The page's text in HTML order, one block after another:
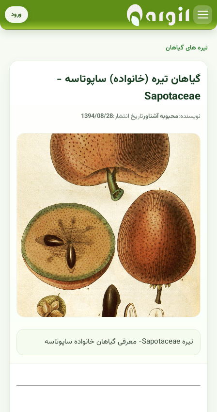
ورود
تیره های گیاهان
گیاهان تیره (خانواده) ساپوتاسه -
Sapotaceae
نویسنده:محبوبه آشناورتاریخ انتشار:1394/08/28
تیره Sapotaceae- معرفی گیاهان خانواده ساپوتاسه